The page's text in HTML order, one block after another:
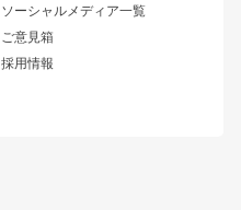
ソーシャルメディア一覧
ご意見箱
採用情報
セフィーロ
キャラバン
まつど家 鉄漢